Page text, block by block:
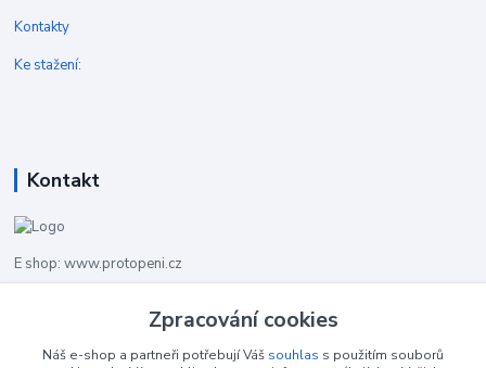
Kontakty
Ke stažení:
Kontakt
E shop: www.protopeni.cz
+420 483 710 226Zpracování cookies
Náš e-shop a partneři potřebují Váš souhlas s použitím souborů